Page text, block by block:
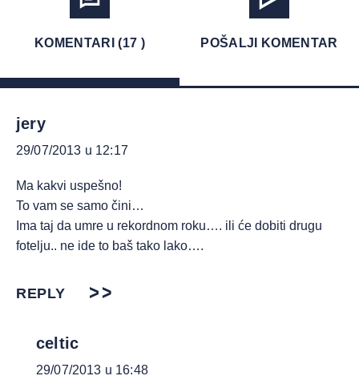
KOMENTARI (17 ) POŠALJI KOMENTAR
jery
29/07/2013 u 12:17
Ma kakvi uspešno!
To vam se samo čini…
Ima taj da umre u rekordnom roku…. ili će dobiti drugu
fotelju.. ne ide to baš tako lako….
REPLY
celtic
29/07/2013 u 16:48